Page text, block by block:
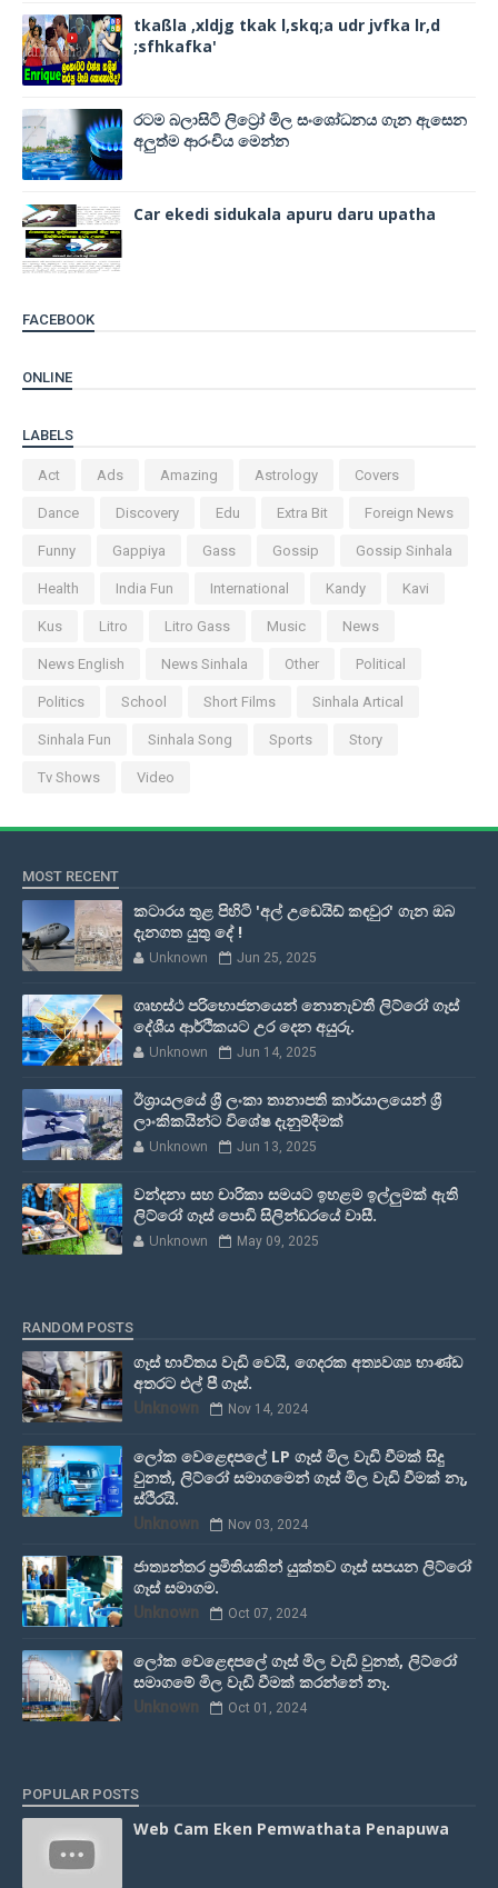
tkaßla ,xldjg tkak l,skq;a udr jvfka lr,d
;sfhkafka'
රටම බලාසිටි ලිට්‍රෝ මිල සංශෝධනය ගැන ඇසෙන
අලුත්ම ආරංචිය මෙන්න
Car ekedi sidukala apuru daru upatha
FACEBOOK
ONLINE
LABELS
Act Ads Amazing Astrology Covers
Dance Discovery Edu Extra Bit Foreign News
Funny Gappiya Gass Gossip Gossip Sinhala
Health India Fun International Kandy Kavi
Kus Litro Litro Gass Music News
News English News Sinhala Other Political
Politics School Short Films Sinhala Artical
Sinhala Fun Sinhala Song Sports Story
Tv Shows Video
MOST RECENT
කටාරය තුළ පිහිටි 'අල් උඩෙයිඩ් කඳවුර' ගැන ඔබ
දැනගත යුතු දේ !
Unknown Jun 25, 2025
ගෘහස්ථ පරිභොජනයෙන් නොනැවතී ලිට්රෝ ගෑස්
දේශීය ආර්ථිකයට උර දෙන අයුරු.
Unknown Jun 14, 2025
ඊශ්‍රායලයේ ශ්‍රී ලංකා තානාපති කාර්යාලයෙන් ශ්‍රී
ලාංකිකයින්ට විශේෂ දැනුම්දීමක්
Unknown Jun 13, 2025
වන්දනා සහ චාරිකා සමයට ඉහළම ඉල්ලුමක් ඇති
ලිට්රෝ ගෑස් පොඩි සිලින්ඩරයේ වාසී.
Unknown May 09, 2025
RANDOM POSTS
ගෑස් භාවිතය වැඩි වෙයි, ගෙදරක අත්‍යවශ්‍ය භාණ්ඩ
අතරට එල් පී ගෑස්.
Unknown Nov 14, 2024
ලෝක වෙළෙඳපලේ LP ගෑස් මිල වැඩි වීමක් සිදු
වුනත්, ලිට්රෝ සමාගමෙන් ගෑස් මිල වැඩි වීමක් නෑ,
ස්ථිරයි.
Unknown Nov 03, 2024
ජාත්‍යන්තර ප්‍රමිතියකින් යුක්තව ගෑස් සපයන ලිට්රෝ
ගෑස් සමාගම.
Unknown Oct 07, 2024
ලෝක වෙළෙඳපලේ ගෑස් මිල වැඩි වුනත්, ලිට්රෝ
සමාගමේ මිල වැඩි වීමක් කරන්නේ නෑ.
Unknown Oct 01, 2024
POPULAR POSTS
Web Cam Eken Pemwathata Penapuwa